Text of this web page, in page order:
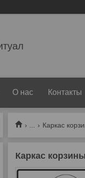
О нас Контакты
Каркас
Каркас